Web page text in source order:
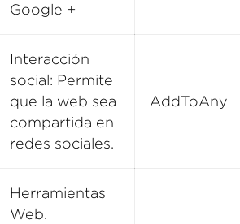
Google +
Interacción
social: Permite
que la web sea
compartida en
redes sociales.
AddToAny
Herramientas
Web.